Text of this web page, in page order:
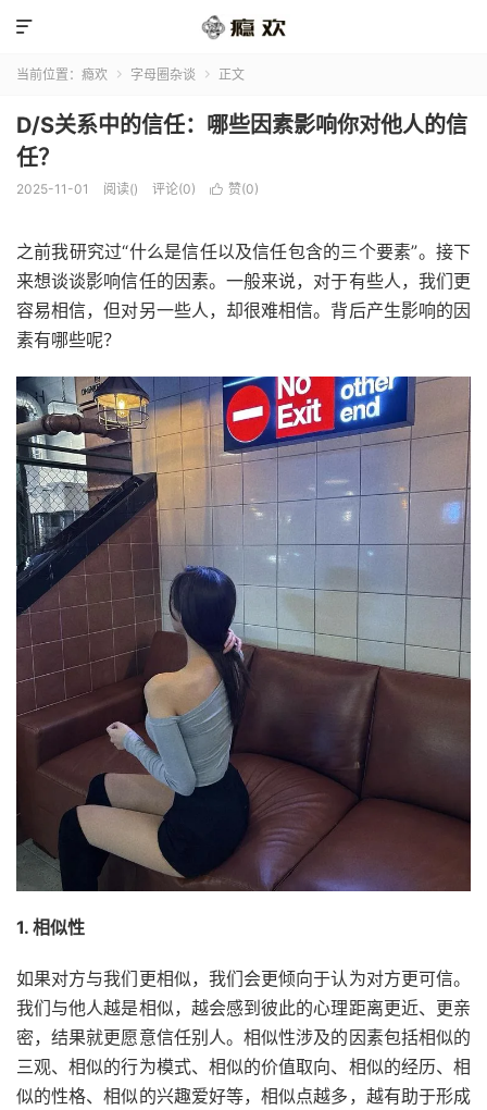

当前位置： 瘾欢  字母圈杂谈  正文
D/S关系中的信任：哪些因素影响你对他人的信
任？
2025-11-01 阅读() 评论(0)  赞(0)
之前我研究过“什么是信任以及信任包含的三个要素”。接下
来想谈谈影响信任的因素。一般来说，对于有些人，我们更
容易相信，但对另一些人，却很难相信。背后产生影响的因
素有哪些呢？
1. 相似性
如果对方与我们更相似，我们会更倾向于认为对方更可信。
我们与他人越是相似，越会感到彼此的心理距离更近、更亲
密，结果就更愿意信任别人。相似性涉及的因素包括相似的
三观、相似的行为模式、相似的价值取向、相似的经历、相
似的性格、相似的兴趣爱好等，相似点越多，越有助于形成